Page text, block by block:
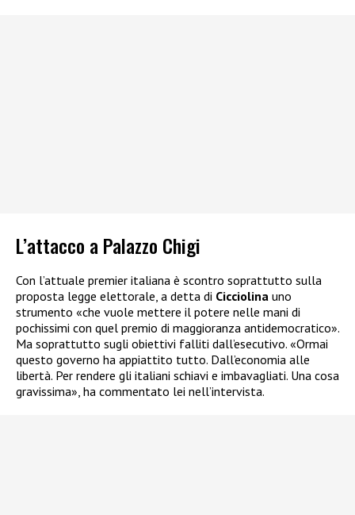
L’attacco a Palazzo Chigi
Con l’attuale premier italiana è scontro soprattutto sulla
proposta legge elettorale, a detta di Cicciolina uno
strumento «che vuole mettere il potere nelle mani di
pochissimi con quel premio di maggioranza antidemocratico».
Ma soprattutto sugli obiettivi falliti dall’esecutivo. «Ormai
questo governo ha appiattito tutto. Dall’economia alle
libertà. Per rendere gli italiani schiavi e imbavagliati. Una cosa
gravissima», ha commentato lei nell’intervista.